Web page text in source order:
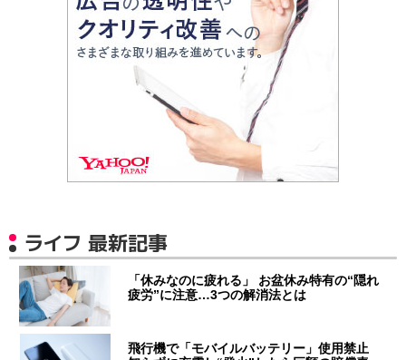
ライフ 最新記事
「休みなのに疲れる」 お盆休み特有の“隠れ
疲労”に注意…3つの解消法とは
飛行機で「モバイルバッテリー」使用禁止